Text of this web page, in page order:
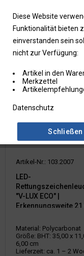
Notfall schnell zu
sind insbesondere
Filtern
Artikel-Nr.: 103.2007
LED-
"V-LUX ECO" |
Erkennungsweite 21
Material: Polycarbonat
Größe: BHT: 35,00 x
6,00 cm
Lieferzeit: ca. 1 – 2
Diese Website
Funktionalität bieten
einverstanden sein
nicht zur Verfügung:
Artikel in den
Merkzettel
Datenschutz
Schließen